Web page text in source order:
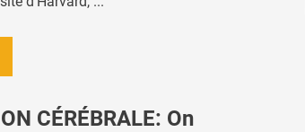
CÉRÉBRALE: On